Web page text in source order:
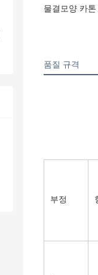
물결모양 카
품질 규격
부정